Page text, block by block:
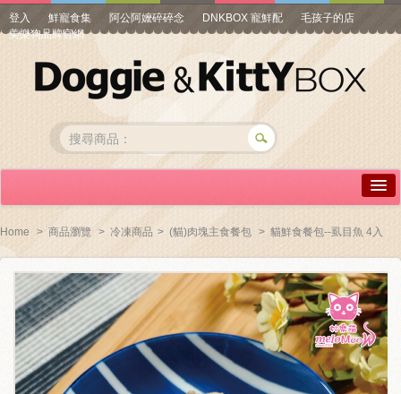
登入 鮮寵食集 阿公阿嬤碎碎念 DNKBOX 寵鮮配
毛孩子的店
美樂狗品牌官網
常見問答
商品瀏覽
線上訂購
帳號專區
Home > 商品瀏覽 > 冷凍商品 > (貓)肉塊主食餐包 > 貓鮮食餐包--虱目魚 4入